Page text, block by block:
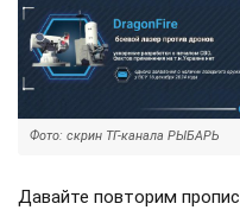
Фото: скрин ТГ-канала РЫБАРЬ
Давайте повторим